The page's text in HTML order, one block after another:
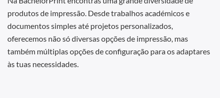
produtos de impressão. Desde trabalhos académicos e
documentos simples até projetos personalizados,
oferecemos não só diversas opções de impressão, mas
também múltiplas opções de configuração para os adaptares
às tuas necessidades.